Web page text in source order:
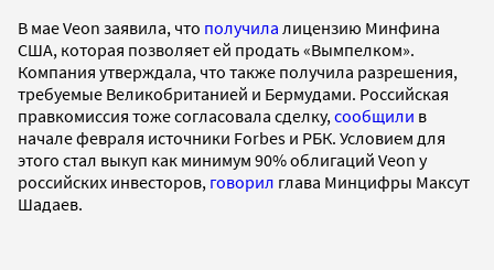
В мае Veon заявила, что получила лицензию Минфина
США, которая позволяет ей продать «Вымпелком».
Компания утверждала, что также получила разрешения,
требуемые Великобританией и Бермудами. Российская
правкомиссия тоже согласовала сделку, сообщили в
начале февраля источники Forbes и РБК. Условием для
этого стал выкуп как минимум 90% облигаций Veon у
российских инвесторов, говорил глава Минцифры Максут
Шадаев.